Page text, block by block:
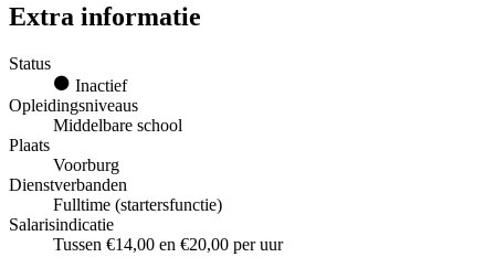
Extra informatie
Status
Inactief
Opleidingsniveaus
Middelbare school
Plaats
Voorburg
Dienstverbanden
Fulltime (startersfunctie)
Salarisindicatie
Tussen €14,00 en €20,00 per uur